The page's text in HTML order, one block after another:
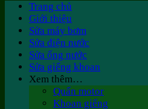
Trang chủ
Giới thiệu
Sửa máy bơm
Sửa điện nước
Sửa ống nước
Sửa giếng khoan
Xem thêm…
Quấn motor
Khoan giếng